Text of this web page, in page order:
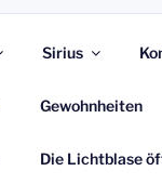
Sirius
Gewohnheiten
Die Lichtblase